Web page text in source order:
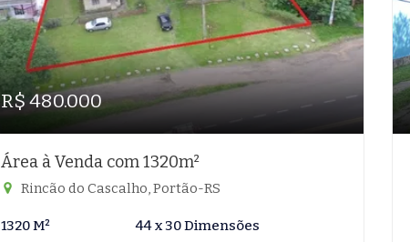
R$ 480.000
Área à Venda com 1320m²
Rincão do Cascalho, Portão-RS
1320 M² 44 x 30 Dimensões